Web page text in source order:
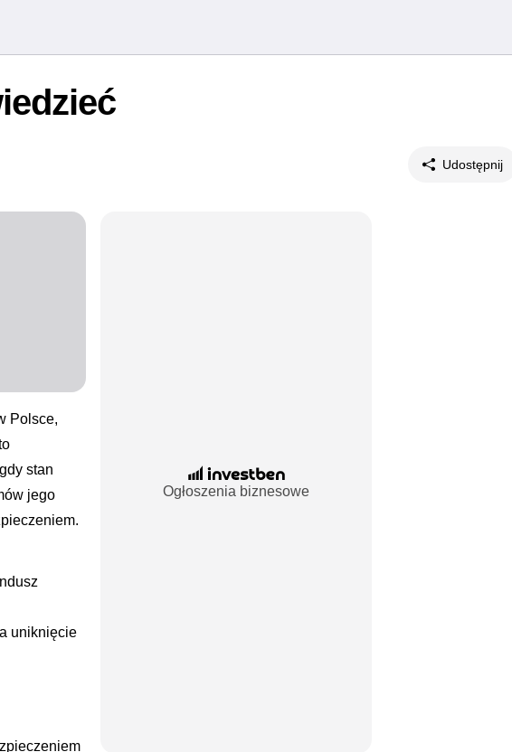
Udostępnij
Polsce,
stan
jego
uniknięcie
Ogłoszenia biznesowe